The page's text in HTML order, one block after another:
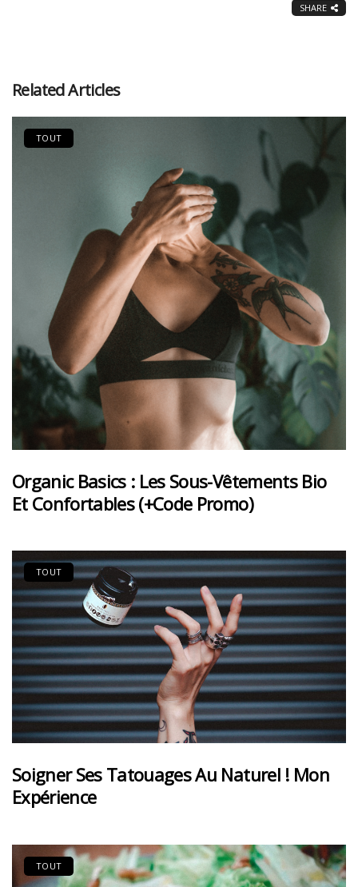
SHARE
Related Articles
TOUT
Organic Basics : Les Sous-Vêtements Bio
Et Confortables (+code Promo)
TOUT
Soigner Ses Tatouages Au Naturel ! Mon
Expérience
TOUT